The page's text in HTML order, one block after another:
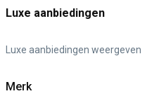
Luxe aanbiedingen
Luxe aanbiedingen weergeven
Merk